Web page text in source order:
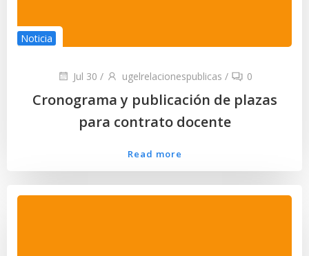
Noticia
Jul 30 / ugelrelacionespublicas / 0
Cronograma y publicación de plazas
para contrato docente
Read more